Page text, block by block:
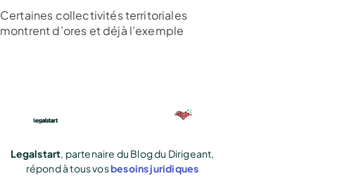
Certaines collectivités territoriales
montrent d’ores et déjà l’exemple
Legalstart, partenaire du Blog du Dirigeant,
répond à tous vosbesoins juridiques